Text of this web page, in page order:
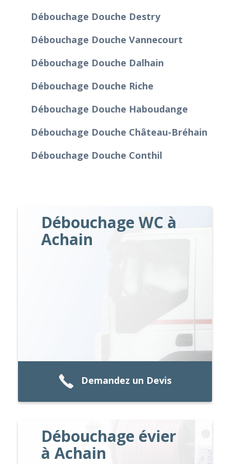
Débouchage Douche Destry
Débouchage Douche Vannecourt
Débouchage Douche Dalhain
Débouchage Douche Riche
Débouchage Douche Haboudange
Débouchage Douche Château-Bréhain
Débouchage Douche Conthil
Débouchage WC à
Achain
Demandez un Devis
Débouchage évier
à Achain